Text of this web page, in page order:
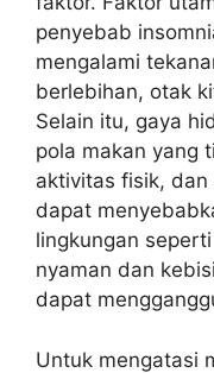
penyebab
mengalami
berlebihan, otak
Selain itu, gaya
pola makan yang
aktivitas fisik, dan
dapat
lingkungan
nyaman dan
dapat
Untuk mengatasi